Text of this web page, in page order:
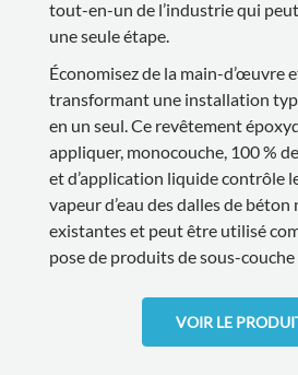
tout-en-un de l’industrie qui
une seule étape.
Économisez de la main-d’œuvre
transformant une installation
en un seul. Ce revêtement
appliquer, monocouche, 100 %
et d’application liquide contrôle
vapeur d’eau des dalles de béton
existantes et peut être utilisé
pose de produits de sous-
VOIR LE